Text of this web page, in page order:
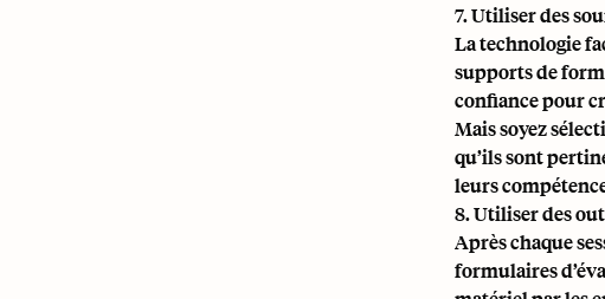
7. Utiliser des
La technologie
supports de
confiance pour
Mais soyez
qu’ils sont
leurs
8. Utiliser des
Après chaque
formulaires